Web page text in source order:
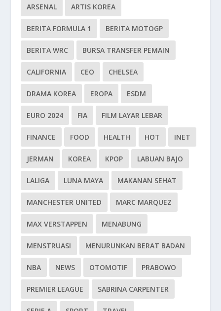
ARSENAL ARTIS KOREA
BERITA FORMULA 1 BERITA MOTOGP
BERITA WRC BURSA TRANSFER PEMAIN
CALIFORNIA CEO CHELSEA
DRAMA KOREA EROPA ESDM
EURO 2024 FIA FILM LAYAR LEBAR
FINANCE FOOD HEALTH HOT INET
JERMAN KOREA KPOP LABUAN BAJO
LALIGA LUNA MAYA MAKANAN SEHAT
MANCHESTER UNITED MARC MARQUEZ
MAX VERSTAPPEN MENABUNG
MENSTRUASI MENURUNKAN BERAT BADAN
NBA NEWS OTOMOTIF PRABOWO
PREMIER LEAGUE SABRINA CARPENTER